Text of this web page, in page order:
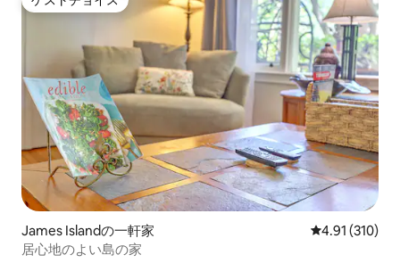
ゲストチョイス
James Islandの一軒家 レビュー310
4.91 (310)
居心地のよい島の家